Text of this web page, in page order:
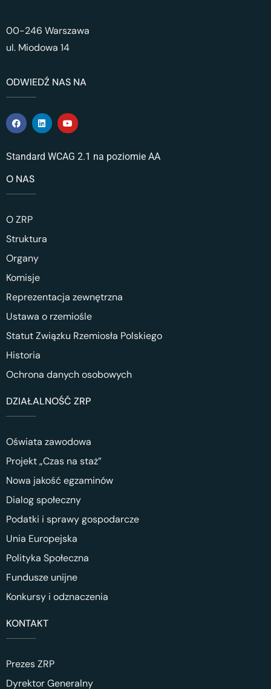
00-246 Warszawa
ul. Miodowa 14
ODWIEDŹ NAS NA
Standard WCAG 2.1 na poziomie AA
O NAS
O ZRP
Struktura
Organy
Komisje
Reprezentacja zewnętrzna
Ustawa o rzemiośle
Statut Związku Rzemiosła Polskiego
Historia
Ochrona danych osobowych
DZIAŁALNOŚĆ ZRP
Oświata zawodowa
Projekt „Czas na staż”
Nowa jakość egzaminów
Dialog społeczny
Podatki i sprawy gospodarcze
Unia Europejska
Polityka Społeczna
Fundusze unijne
Konkursy i odznaczenia
KONTAKT
Prezes ZRP
Dyrektor Generalny